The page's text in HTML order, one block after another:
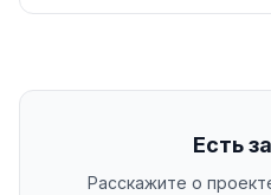
Есть
Расскажите о